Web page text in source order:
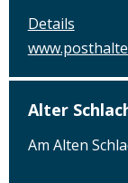
Details
Alter
Am Alten